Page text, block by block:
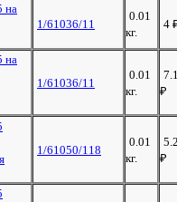
на
1/61036/11
0.01
кг.
4
на
1/61036/11
0.01
кг.
₽
1/61050/118
0.01
кг.
₽